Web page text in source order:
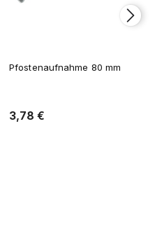
Pfostenaufnahme 80 mm
3,78 €